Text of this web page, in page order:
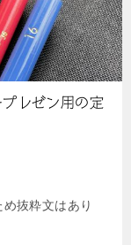
レゼン用の定
抜粋文はあり